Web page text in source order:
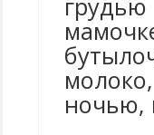
ночью,